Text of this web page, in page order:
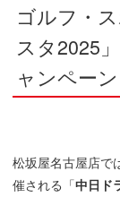
ゴルフ・
スタ2025
ャンペーン
松坂屋名古屋店で
催される「中日ド